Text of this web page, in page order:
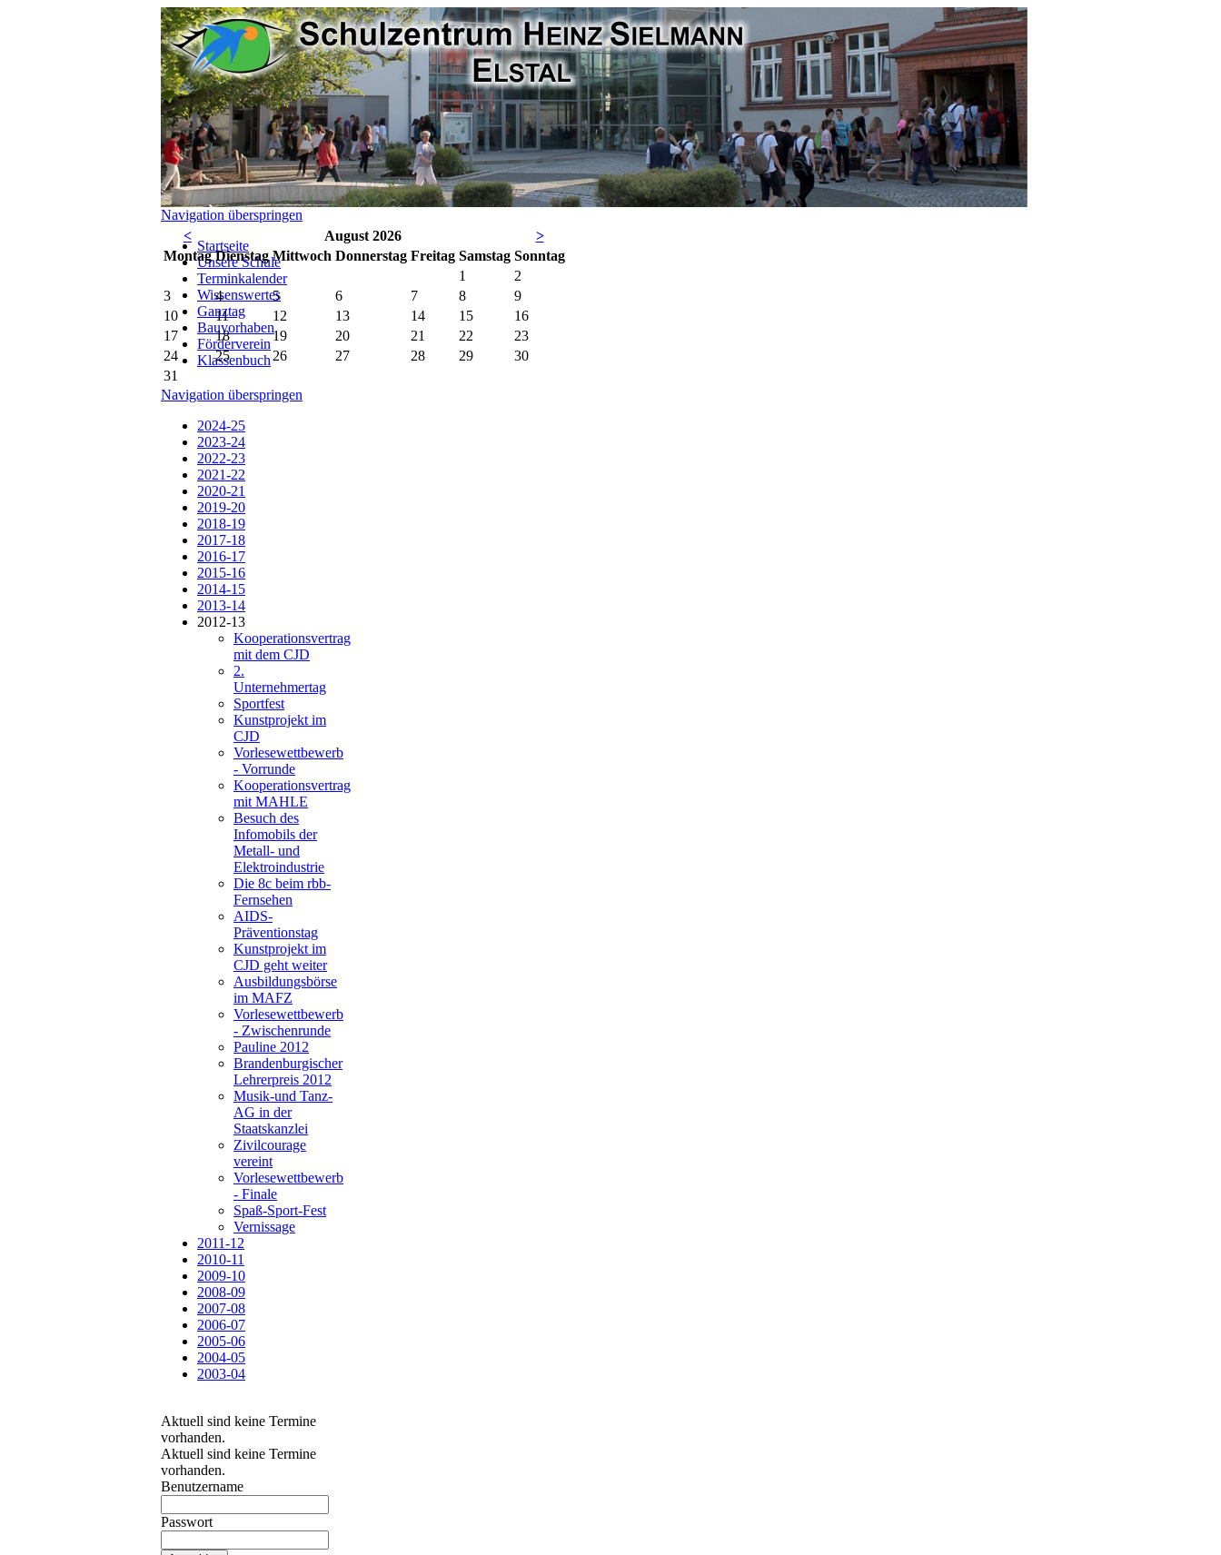
Navigation überspringen
Startseite
Unsere Schule
Terminkalender
Wissenswertes
Ganztag
Bauvorhaben
Förderverein
Klassenbuch
< August 2026
>
Montag Dienstag Mittwoch Donnerstag Freitag Samstag Sonntag
1
2
3
4 5 6 7 8
9
10
11 12 13 14 15
16
17
18 19 20 21 22
23
24
25 26 27 28 29
30
31
Navigation überspringen
2024-25
2023-24
2022-23
2021-22
2020-21
2019-20
2018-19
2017-18
2016-17
2015-16
2014-15
2013-14
2012-13
Kooperationsvertrag
mit dem CJD
2.
Unternehmertag
Sportfest
Kunstprojekt im
CJD
Vorlesewettbewerb
- Vorrunde
Kooperationsvertrag
mit MAHLE
Besuch des
Infomobils der
Metall- und
Elektroindustrie
Die 8c beim rbb-
Fernsehen
AIDS-
Präventionstag
Kunstprojekt im
CJD geht weiter
Ausbildungsbörse
im MAFZ
Vorlesewettbewerb
- Zwischenrunde
Pauline 2012
Brandenburgischer
Lehrerpreis 2012
Musik-und Tanz-
AG in der
Staatskanzlei
Zivilcourage
vereint
Vorlesewettbewerb
- Finale
Spaß-Sport-Fest
Vernissage
2011-12
2010-11
2009-10
2008-09
2007-08
2006-07
2005-06
2004-05
2003-04
Aktuell sind keine Termine
vorhanden.
Aktuell sind keine Termine
vorhanden.
Benutzername
Passwort